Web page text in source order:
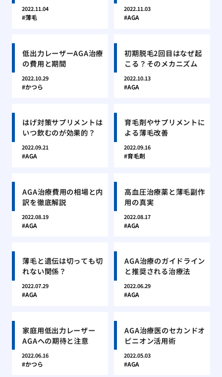
2022.11.04
薄毛
2022.11.03
AGA
低出力レーザーAGA治療
の費用と期間
2022.10.29
かつら
初期脱毛2回目はなぜ起
こる？そのメカニズム
2022.10.13
AGA
はげ対策サプリメントは
いつ飲むのが効果的？
2022.09.21
AGA
育毛剤やサプリメントに
よる薄毛改善
2022.09.16
育毛剤
AGA治療費用の相場と内
訳を徹底解説
2022.08.19
AGA
高血圧治療薬と薄毛副作
用の真実
2022.08.17
AGA
薄毛と遺伝は切っても切
れない関係？
2022.07.29
AGA
AGA治療のガイドライン
と推奨される治療法
2022.06.29
AGA
家庭用低出力レーザー
AGAへの期待と注意
2022.06.16
かつら
AGA治療医のセカンドオ
ピニオン活用術
2022.05.03
AGA